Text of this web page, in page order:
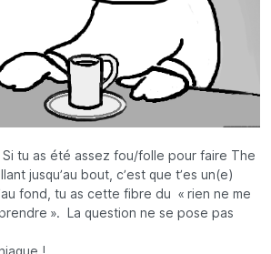
Si tu as été assez fou/folle pour faire The
jusqu’au bout, c’est que t’es un(e)
fond, tu as cette fibre du « rien ne me
». La question ne se pose pas
!